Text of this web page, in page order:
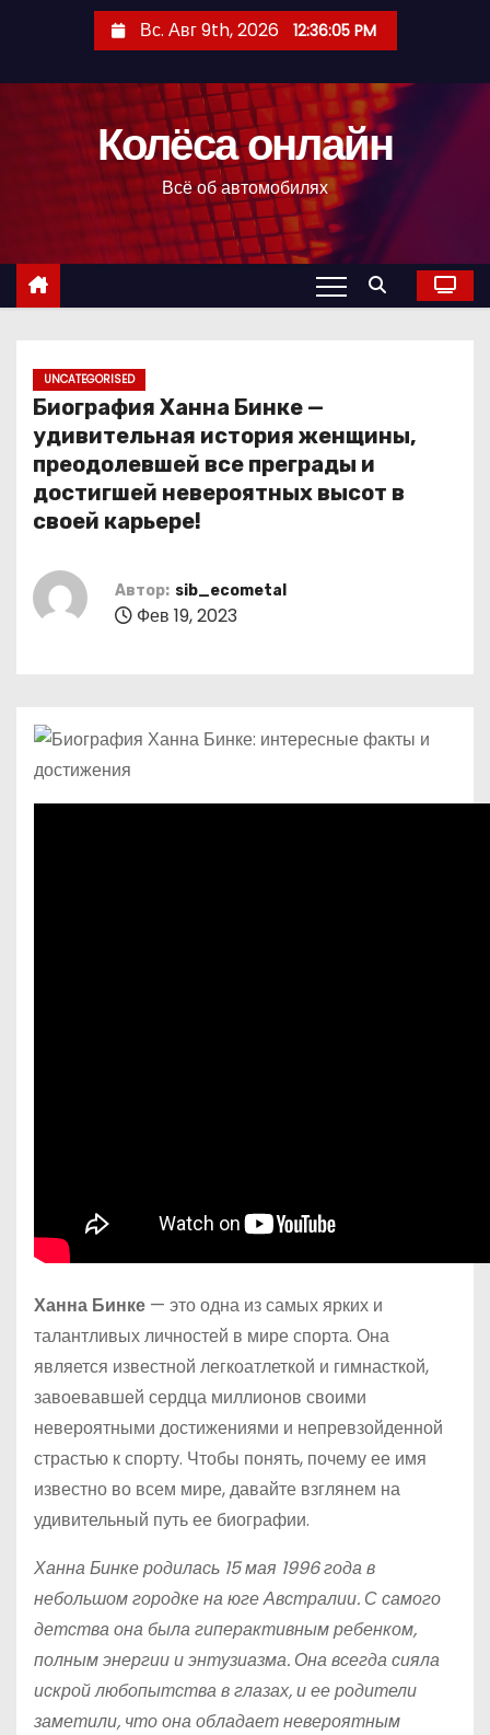
с
Вс. Авг 9th, 2026 12:36:06 PM
Колёса онлайн
Всё об автомобилях
UNCATEGORISED
Биография Ханна Бинке —
удивительная история женщины,
преодолевшей все преграды и
достигшей невероятных высот в
своей карьере!
Автор: sib_ecometal
Фев 19, 2023
Ханна Бинке — это одна из самых ярких и
талантливых личностей в мире спорта. Она
является известной легкоатлеткой и гимнасткой,
завоевавшей сердца миллионов своими
невероятными достижениями и непревзойденной
страстью к спорту. Чтобы понять, почему ее имя
известно во всем мире, давайте взглянем на
удивительный путь ее биографии.
Ханна Бинке родилась 15 мая 1996 года в
небольшом городке на юге Австралии. С самого
детства она была гиперактивным ребенком,
полным энергии и энтузиазма. Она всегда сияла
искрой любопытства в глазах, и ее родители
заметили, что она обладает невероятным